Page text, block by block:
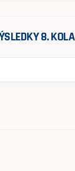
8. KOLA